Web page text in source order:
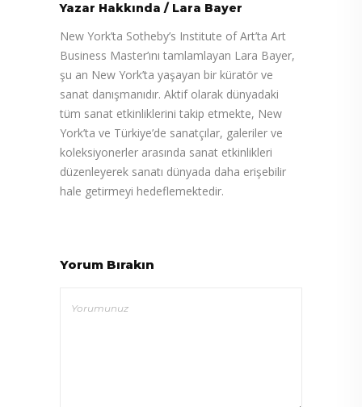
Yazar Hakkında / Lara Bayer
New York’ta Sotheby’s Institute of Art’ta Art
Business Master’ını tamlamlayan Lara Bayer,
şu an New York’ta yaşayan bir küratör ve
sanat danışmanıdır. Aktif olarak dünyadaki
tüm sanat etkinliklerini takip etmekte, New
York’ta ve Türkiye’de sanatçılar, galeriler ve
koleksiyonerler arasında sanat etkinlikleri
düzenleyerek sanatı dünyada daha erişebilir
hale getirmeyi hedeflemektedir.
Yorum Bırakın